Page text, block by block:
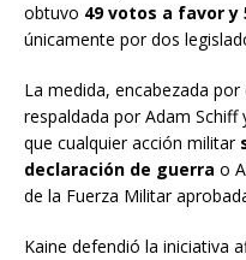
obtuvo 49 votos a favor y
únicamente por dos
La medida, encabezada
respaldada por Adam Schiff
que cualquier acción militar
declaración de guerra o
de la Fuerza Militar
Kaine defendió la iniciativa